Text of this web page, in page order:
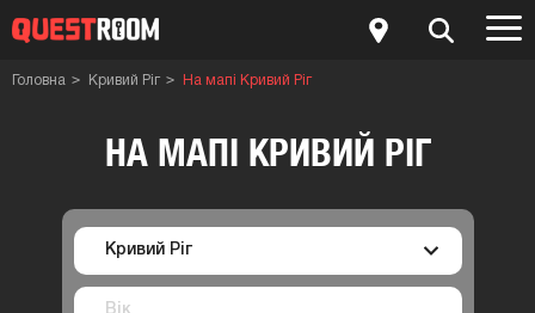
Головна Кривий Ріг На мапi Кривий Ріг
НА МАПI КРИВИЙ РІГ